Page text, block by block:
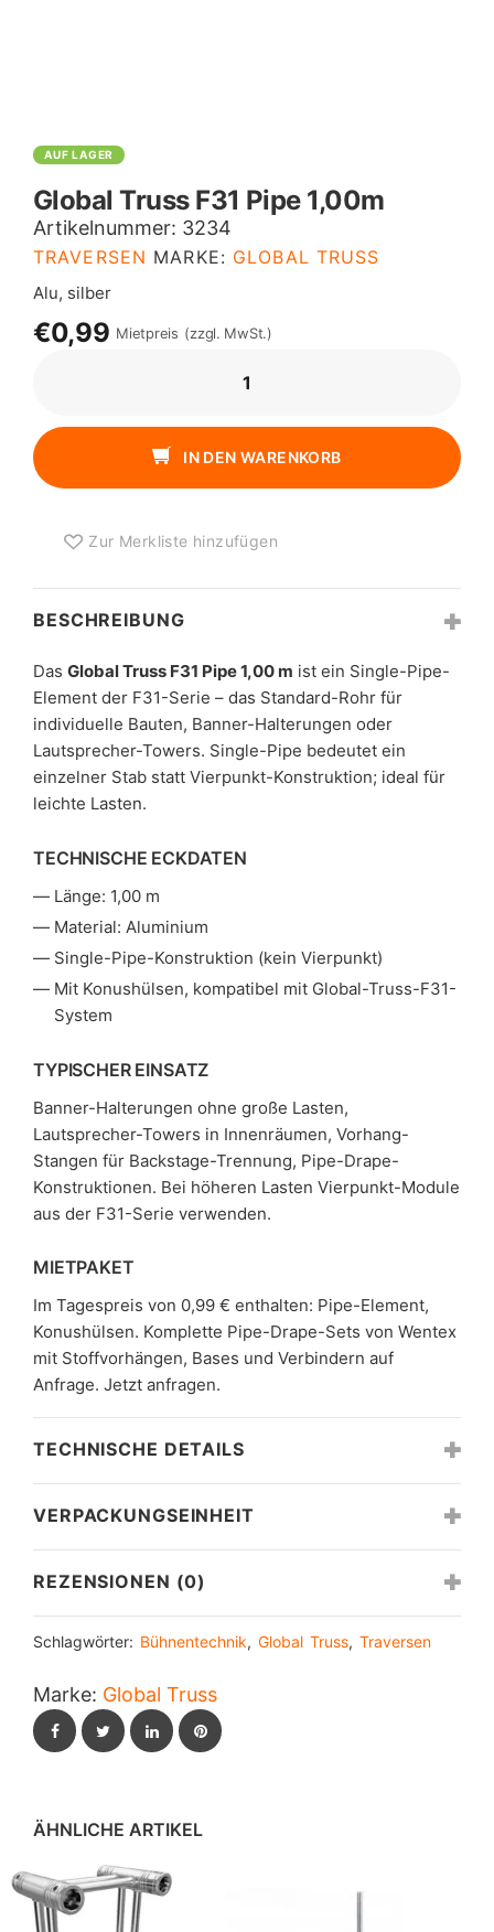
AUF LAGER
Global Truss F31 Pipe 1,00m
Artikelnummer: 3234
TRAVERSEN MARKE: GLOBAL TRUSS
Alu, silber
€0,99 Mietpreis (zzgl. MwSt.)
PIPE
1,00M
IN DEN WARENKORB
Zur Merkliste hinzufügen
BESCHREIBUNG
Das Global Truss F31 Pipe 1,00 m ist ein Single-Pipe-
Element der F31-Serie – das Standard-Rohr für
individuelle Bauten, Banner-Halterungen oder
Lautsprecher-Towers. Single-Pipe bedeutet ein
einzelner Stab statt Vierpunkt-Konstruktion; ideal für
leichte Lasten.
TECHNISCHE ECKDATEN
Länge: 1,00 m
Material: Aluminium
Single-Pipe-Konstruktion (kein Vierpunkt)
Mit Konushülsen, kompatibel mit Global-Truss-F31-
System
TYPISCHER EINSATZ
Banner-Halterungen ohne große Lasten,
Lautsprecher-Towers in Innenräumen, Vorhang-
Stangen für Backstage-Trennung, Pipe-Drape-
Konstruktionen. Bei höheren Lasten Vierpunkt-Module
aus der F31-Serie verwenden.
MIETPAKET
Im Tagespreis von 0,99 € enthalten: Pipe-Element,
Konushülsen. Komplette Pipe-Drape-Sets von Wentex
mit Stoffvorhängen, Bases und Verbindern auf
Anfrage. Jetzt anfragen.
TECHNISCHE DETAILS
VERPACKUNGSEINHEIT
REZENSIONEN (0)
Schlagwörter: Bühnentechnik, Global Truss, Traversen
Marke: Global Truss
FacebookTwitterLinkedInPinterest
ÄHNLICHE ARTIKEL